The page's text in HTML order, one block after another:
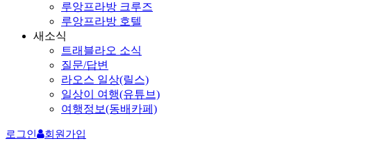
루앙프라방 크루즈
루앙프라방 호텔
새소식
트래블라오 소식
질문/답변
라오스 일상(릴스)
일상이 여행(유튜브)
여행정보(동배카페)
로그인 회원가입